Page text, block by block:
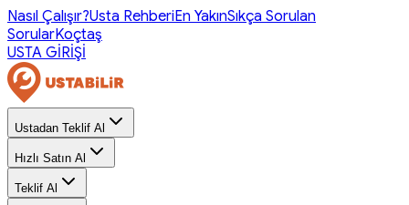
Nasıl Çalışır?Usta RehberiEn YakınSıkça Sorulan
SorularKoçtaş
USTA GİRİŞİ
Ustadan Teklif Al
Hızlı Satın Al
Teklif Al